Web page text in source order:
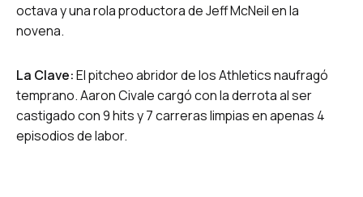
octava y una rola productora de Jeff McNeil en la
novena.
La Clave:El pitcheo abridor de los Athletics naufragó
temprano. Aaron Civale cargó con la derrota al ser
castigado con 9 hits y 7 carreras limpias en apenas 4
episodios de labor.